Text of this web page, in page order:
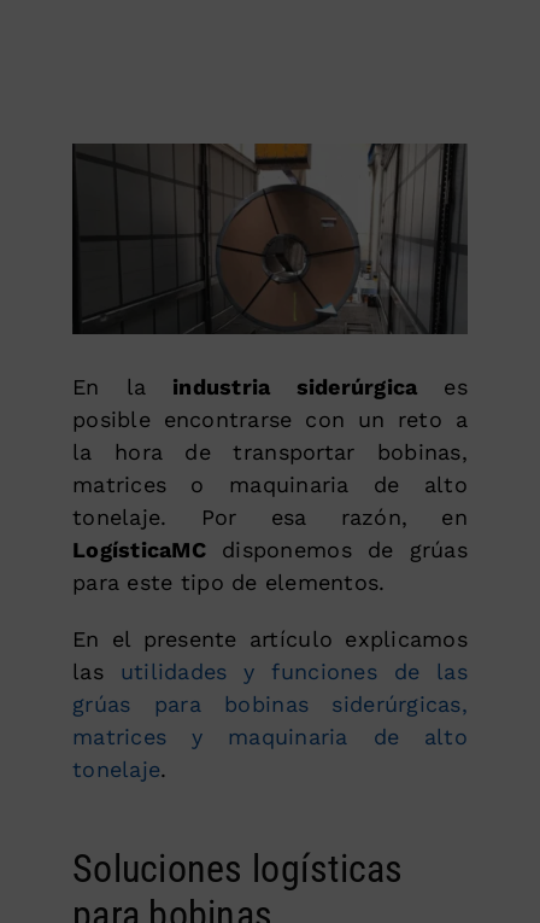
En la industria siderúrgica es
posible encontrarse con un reto a
la hora de transportar bobinas,
matrices o maquinaria de alto
tonelaje. Por esa razón, en
LogísticaMCdisponemos de grúas
para este tipo de elementos.
En el presente artículo explicamos
las utilidades y funciones de las
grúas para bobinas siderúrgicas,
matrices y maquinaria de alto
tonelaje.
Soluciones logísticas